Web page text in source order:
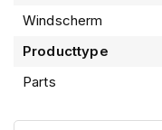
h
l
e
Windscherm
Producttype
Parts